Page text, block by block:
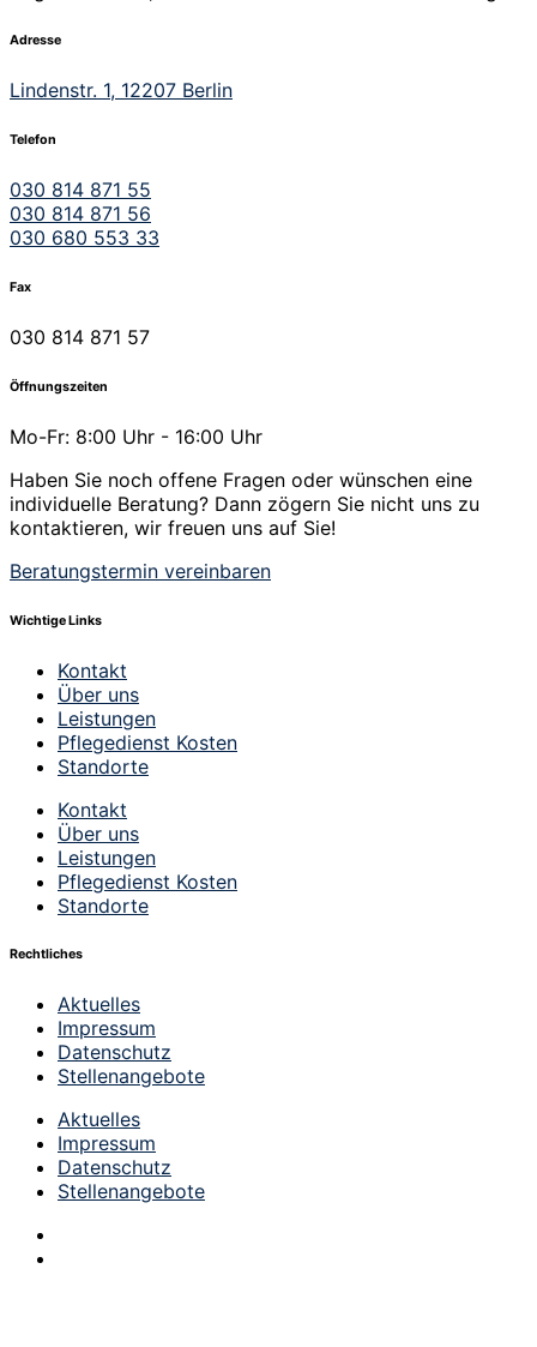
Adresse
Lindenstr. 1, 12207 Berlin
Telefon
030 814 871 55
030 814 871 56
030 680 553 33
Fax
030 814 871 57
Öffnungszeiten
Mo-Fr: 8:00 Uhr - 16:00 Uhr
Haben Sie noch offene Fragen oder wünschen eine
individuelle Beratung? Dann zögern Sie nicht uns zu
kontaktieren, wir freuen uns auf Sie!
Beratungstermin vereinbaren
Wichtige Links
Kontakt
Über uns
Leistungen
Pflegedienst Kosten
Standorte
Kontakt
Über uns
Leistungen
Pflegedienst Kosten
Standorte
Rechtliches
Aktuelles
Impressum
Datenschutz
Stellenangebote
Aktuelles
Impressum
Datenschutz
Stellenangebote